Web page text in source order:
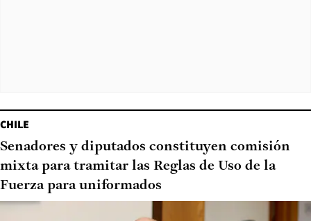
CHILE
Senadores y diputados constituyen comisión
mixta para tramitar las Reglas de Uso de la
Fuerza para uniformados